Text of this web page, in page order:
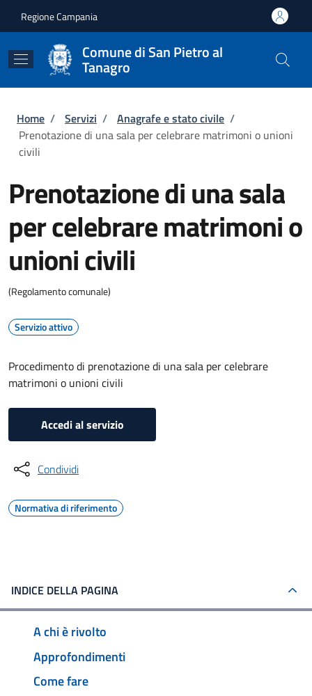
Regione Campania
Comune di San Pietro al
Tanagro
Briciole di pane
Home / Servizi / Anagrafe e stato civile /
Prenotazione di una sala per celebrare matrimoni o unioni
civili
Prenotazione di una sala
per celebrare matrimoni o
unioni civili
(Regolamento comunale)
Servizio attivo
Procedimento di prenotazione di una sala per celebrare
matrimoni o unioni civili
Accedi al servizio
Condividi
Normativa di riferimento
INDICE DELLA PAGINA
A chi è rivolto
Approfondimenti
Come fare